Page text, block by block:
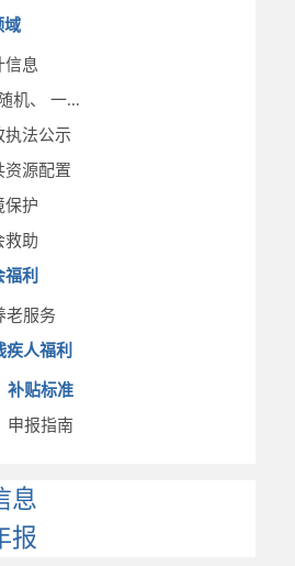
域
信息
机、 一...
执法公示
资源配置
保护
救助
福利
老服务
疾人福利
补贴标准
申报指南
童福利
保险
息
报